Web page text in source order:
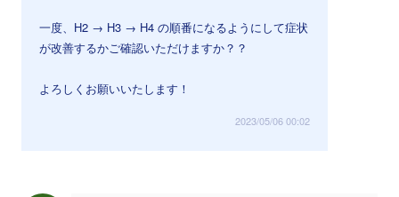
一度、H2 → H3 → H4 の順番になるようにして症状
が改善するかご確認いただけますか？？
よろしくお願いいたします！
2023/05/06 00:02